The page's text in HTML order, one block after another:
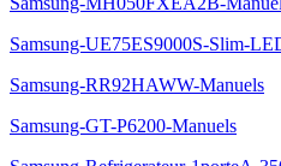
Samsung-UE75ES9000S-Slim-
Samsung-RR92HAWW-Manuels
Samsung-GT-P6200-Manuels